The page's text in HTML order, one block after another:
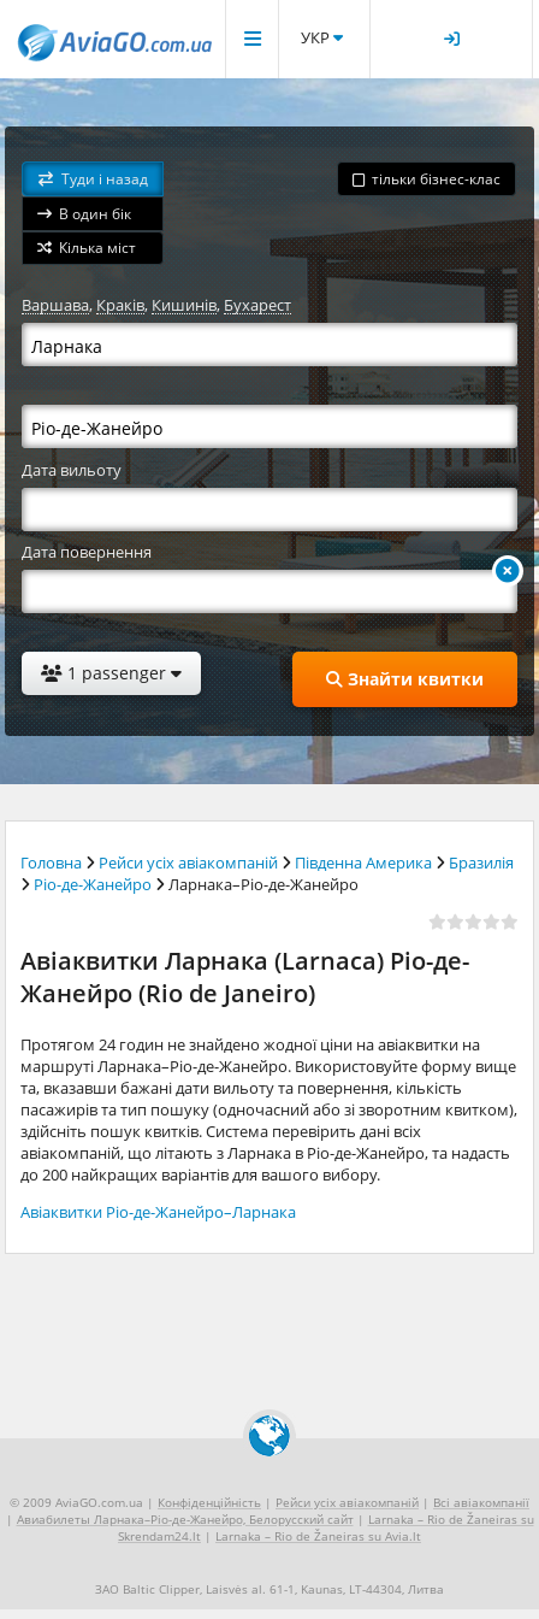
УКР
Туди і назад
В один бік
Кілька міст
тільки бізнес-клас
Варшава,Краків, Кишинів, Бухарест
Дата вильоту
Дата повернення
1 passenger Знайти квитки
Головна Рейси усіх авіакомпаній Південна Америка
Бразилія
Ріо-де-Жанейро
Ларнака–Ріо-де-Жанейро
Авіаквитки Ларнака (Larnaca) Ріо-де-
Жанейро (Rio de Janeiro)
Протягом 24 годин не знайдено жодної ціни на авіаквитки на
маршруті Ларнака–Ріо-де-Жанейро. Використовуйте форму вище
та, вказавши бажані дати вильоту та повернення, кількість
пасажирів та тип пошуку (одночасний або зі зворотним квитком),
здійсніть пошук квитків. Система перевірить дані всіх
авіакомпаній, що літають з Ларнака в Ріо-де-Жанейро, та надасть
до 200 найкращих варіантів для вашого вибору.
Авіаквитки Ріо-де-Жанейро–Ларнака
© 2009 AviaGO.com.ua | Конфіденційність | Рейси усіх авіакомпаній | Всі авіакомпанії
| Авиабилеты Ларнака–Ріо-де-Жанейро, Белорусский сайт| Larnaka – Rio de Žaneiras su
Skrendam24.lt | Larnaka – Rio de Žaneiras su Avia.lt
ЗАО Baltic Clipper, Laisvės al. 61-1, Kaunas, LT-44304, Литва